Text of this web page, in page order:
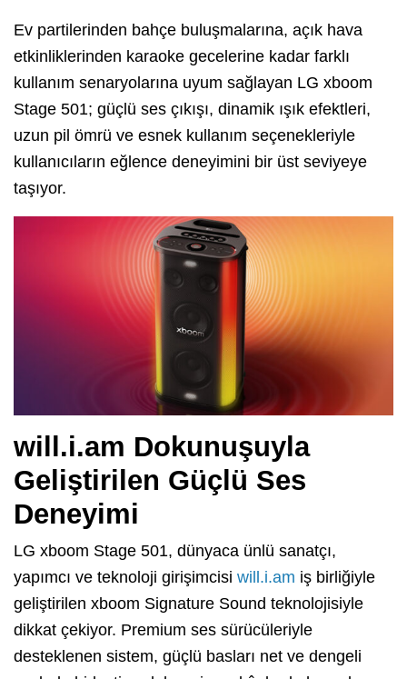
Ev partilerinden bahçe buluşmalarına, açık hava
etkinliklerinden karaoke gecelerine kadar farklı
kullanım senaryolarına uyum sağlayan LG xboom
Stage 501; güçlü ses çıkışı, dinamik ışık efektleri,
uzun pil ömrü ve esnek kullanım seçenekleriyle
kullanıcıların eğlence deneyimini bir üst seviyeye
taşıyor.
will.i.am Dokunuşuyla
Geliştirilen Güçlü Ses
Deneyimi
LG xboom Stage 501, dünyaca ünlü sanatçı,
yapımcı ve teknoloji girişimcisi will.i.am iş birliğiyle
geliştirilen xboom Signature Sound teknolojisiyle
dikkat çekiyor. Premium ses sürücüleriyle
desteklenen sistem, güçlü basları net ve dengeli